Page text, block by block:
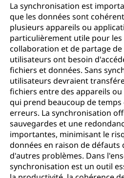
La synchronisation est
que les données sont
plusieurs appareils ou
particulièrement utile pour
collaboration et de partage
utilisateurs ont besoin
fichiers et données. Sans
utilisateurs devraient
fichiers entre des appareils
qui prend beaucoup de temps
erreurs. La synchronisation
sauvegardes et une
importantes, minimisant le
données en raison de défauts
d'autres problèmes. Dans
synchronisation est un outil